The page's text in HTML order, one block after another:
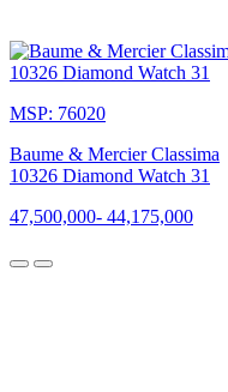
MSP: 76020
Baume & Mercier Classima
10326 Diamond Watch 31
47,500,000- 44,175,000